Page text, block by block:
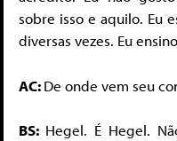
sobre isso e aquilo. Eu
diversas vezes. Eu
AC:De onde vem seu
BS: Hegel. É Hegel.